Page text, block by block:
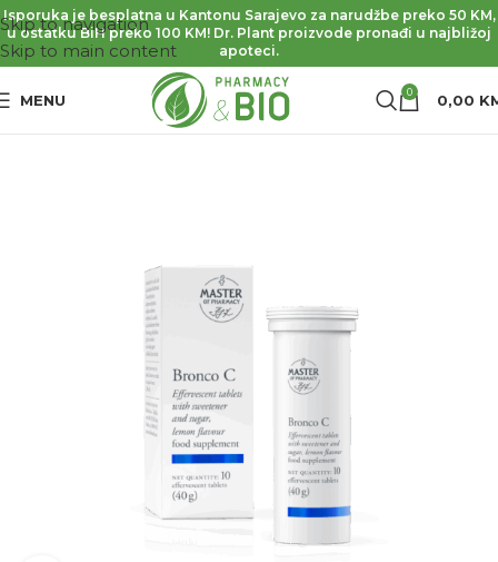
Skip to navigation
Skip to main content
Isporuka je besplatna u Kantonu Sarajevo za narudžbe preko 50 KM,
u ostatku BiH preko 100 KM! Dr. Plant proizvode pronađi u najbližoj
apoteci.
MENU 0 0,00